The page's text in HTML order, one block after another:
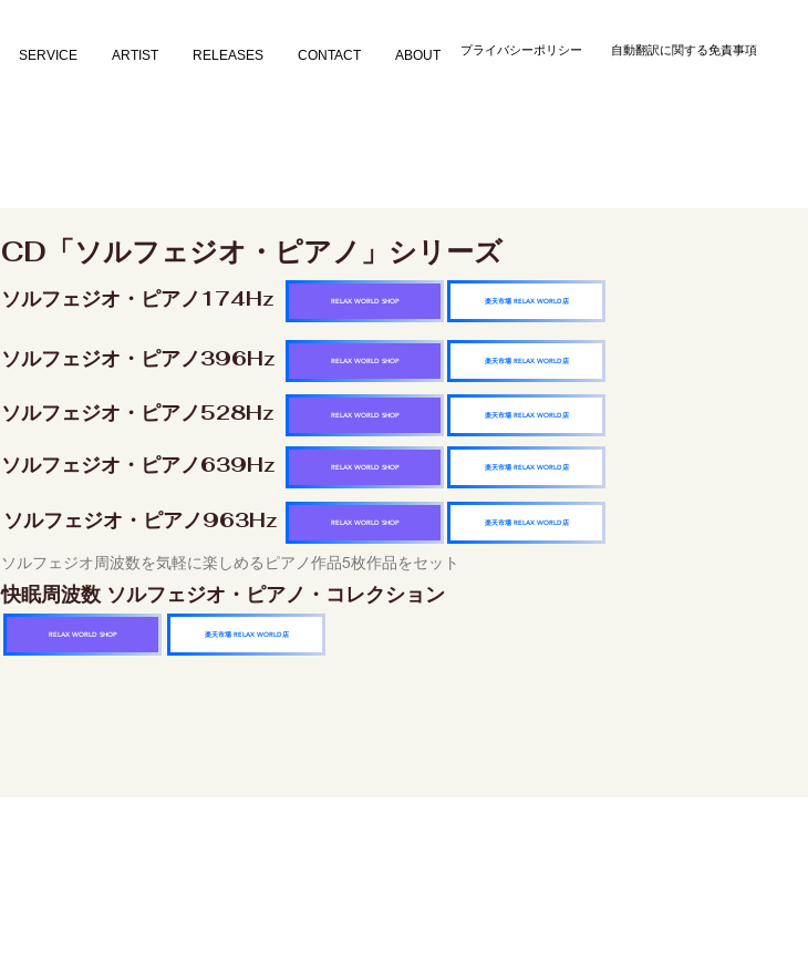
SERVICE ARTIST RELEASES CONTACT ABOUT ​プライバシーポリシー 自動翻訳に関する免責事項
CD「ソルフェジオ・ピアノ」シリーズ
ソルフェジオ・ピアノ174Hz 楽天市場 RELAX WORLD店
RELAX WORLD SHOP
ソルフェジオ・ピアノ396Hz 楽天市場 RELAX WORLD店
RELAX WORLD SHOP
ソルフェジオ・ピアノ528Hz 楽天市場 RELAX WORLD店
RELAX WORLD SHOP
ソルフェジオ・ピアノ639Hz 楽天市場 RELAX WORLD店
RELAX WORLD SHOP
ソルフェジオ・ピアノ963Hz 楽天市場 RELAX WORLD店
RELAX WORLD SHOP
ソルフェジオ周波数を気軽に楽しめるピアノ作品5枚作品をセット
快眠周波数 ソルフェジオ・ピアノ・コレクション
RELAX WORLD SHOP 楽天市場 RELAX WORLD店